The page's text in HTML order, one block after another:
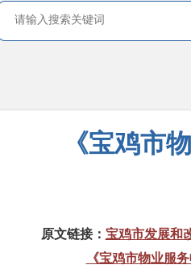
《宝鸡市
原文链接： 宝鸡市发展和
《宝鸡市物业服